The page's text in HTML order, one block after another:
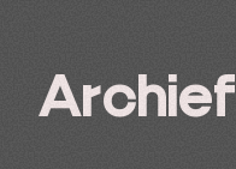
Archief